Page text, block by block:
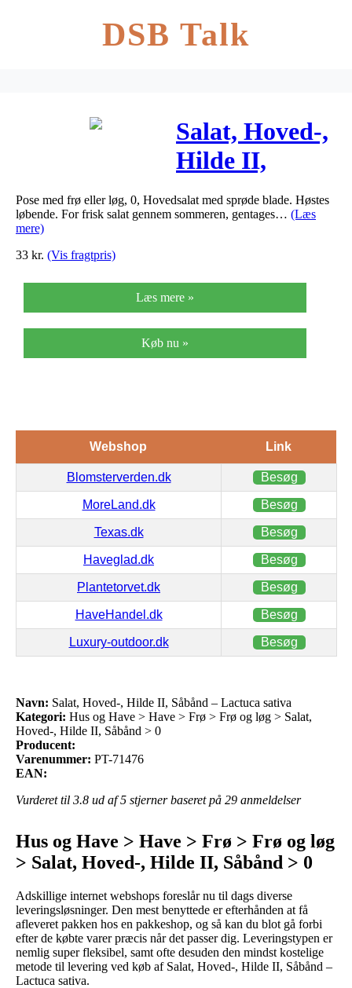
DSB Talk
Salat, Hoved-,
Hilde II,
Såbånd –
Lactuca sativa
Pose med frø eller løg, 0, Hovedsalat med sprøde blade. Høstes
løbende. For frisk salat gennem sommeren, gentages… (Læs
mere)
33 kr. (Vis fragtpris)
Læs mere »
Køb nu »
Webshop Link
Blomsterverden.dk Besøg
MoreLand.dk Besøg
Texas.dk Besøg
Haveglad.dk Besøg
Plantetorvet.dk Besøg
HaveHandel.dk Besøg
Luxury-outdoor.dk Besøg
Navn: Salat, Hoved-, Hilde II, Såbånd – Lactuca sativa
Kategori: Hus og Have > Have > Frø > Frø og løg > Salat,
Hoved-, Hilde II, Såbånd > 0
Producent:
Varenummer: PT-71476
EAN:
Vurderet til 3.8 ud af 5 stjerner baseret på 29 anmeldelser
Hus og Have > Have > Frø > Frø og løg
> Salat, Hoved-, Hilde II, Såbånd > 0
Adskillige internet webshops foreslår nu til dags diverse
leveringsløsninger. Den mest benyttede er efterhånden at få
afleveret pakken hos en pakkeshop, og så kan du blot gå forbi
efter de købte varer præcis når det passer dig. Leveringstypen er
nemlig super fleksibel, samt ofte desuden den mindst kostelige
metode til levering ved køb af Salat, Hoved-, Hilde II, Såbånd –
Lactuca sativa.